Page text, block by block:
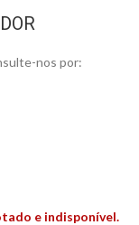
nos por:
e indisponível.